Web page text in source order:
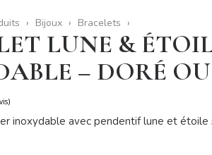
Bijoux Bracelets
LUNE &
– DORÉ
inoxydable avec pendentif lune et